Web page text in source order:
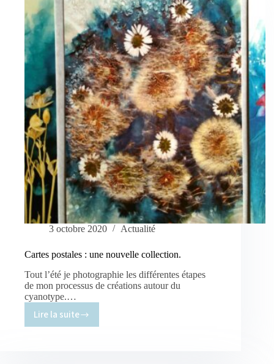
3 octobre 2020 Actualité
Cartes postales : une nouvelle collection.
Tout l’été je photographie les différentes étapes
de mon processus de créations autour du
cyanotype.…
Lire la suite
Cartes